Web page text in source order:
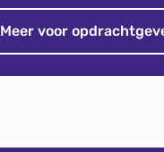
Meer voor